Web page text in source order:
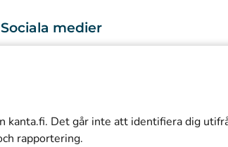
kanta.fi. Det går inte att identifiera dig
rapportering.
Sociala medier